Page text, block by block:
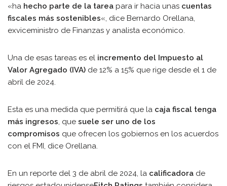
«ha hecho parte de la tarea para ir hacia unas cuentas
fiscales más sostenibles«, dice Bernardo Orellana,
exviceministro de Finanzas y analista económico.
Una de esas tareas es el incremento del Impuesto al
Valor Agregado (IVA) de 12% a 15% que rige desde el 1 de
abril de 2024.
Esta es una medida que permitirá que la caja fiscal tenga
más ingresos, que suele ser uno de los
compromisos que ofrecen los gobiernos en los acuerdos
con el FMI, dice Orellana.
En un reporte del 3 de abril de 2024, la calificadora de